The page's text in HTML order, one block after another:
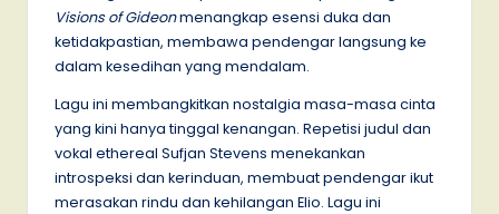
Visions of Gideonmenangkap esensi duka dan
ketidakpastian, membawa pendengar langsung ke
dalam kesedihan yang mendalam.
Lagu ini membangkitkan nostalgia masa-masa cinta
yang kini hanya tinggal kenangan. Repetisi judul dan
vokal ethereal Sufjan Stevens menekankan
introspeksi dan kerinduan, membuat pendengar ikut
merasakan rindu dan kehilangan Elio. Lagu ini